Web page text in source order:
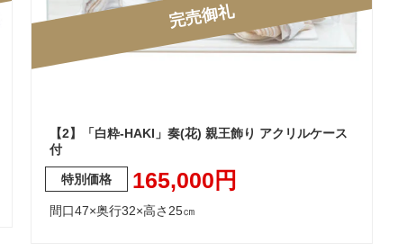
【2】「白粋-HAKI」奏(花) 親王飾り アクリルケース
付
165,000円
間口47×奥行32×高さ25㎝
完売御礼